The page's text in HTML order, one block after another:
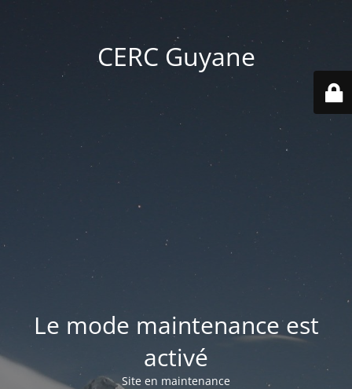
CERC Guyane
Le mode maintenance est
activé
Site en maintenance